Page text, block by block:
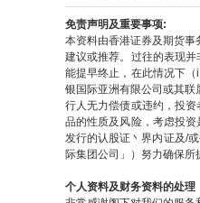
免责声明及重要事项:
本资料由香港证券及期货事
建议或推荐。过往的表现
能提早终止，在此情况下
银国际亚洲有限公司或其
行人无力偿债或违约，投
品的性质及风险，考虑投
发行的认股证丶界内证及/
际集团公司」）努力确保
个人资料及财务资料的处理